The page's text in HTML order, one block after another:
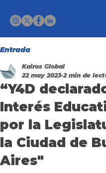
Entrada
“Y4D
Interés
por la
la Ciudad de
Aires"
Kairos Global
22 may 2023 2 min de